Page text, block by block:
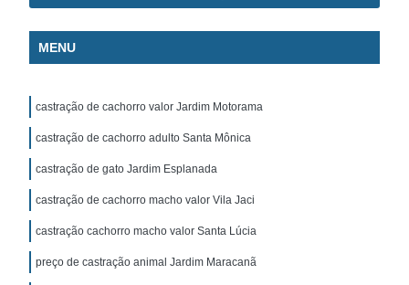
MENU
castração de cachorro valor Jardim Motorama
castração de cachorro adulto Santa Mônica
castração de gato Jardim Esplanada
castração de cachorro macho valor Vila Jaci
castração cachorro macho valor Santa Lúcia
preço de castração animal Jardim Maracanã